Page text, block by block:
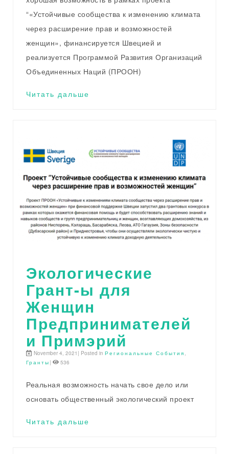
“«Устойчивые сообщества к изменению климата
через расширение прав и возможностей
женщин», финансируется Швецией и
реализуется Программой Развития Организаций
Объединенных Наций (ПРООН)
Читать дальше
Экологические
Грант-ы для
Женщин
Предпринимателей
и Примэрий
November 4, 2021| Posted in Региональные События ,
Гранты | 536
Реальная возможность начать свое дело или
основать общественный экологический проект
Читать дальше